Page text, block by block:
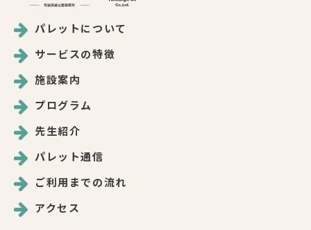
パレットについて
サービスの特徴
施設案内
プログラム
先生紹介
パレット通信
ご利用までの流れ
アクセス